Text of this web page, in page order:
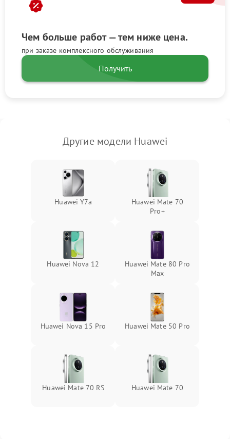
Чем больше работ — тем ниже цена.
при заказе комплексного обслуживания
Получить
Другие модели Huawei
Huawei Y7a
Huawei Mate 70
Pro+
Huawei Nova 12
Huawei Mate 80 Pro
Max
Huawei Nova 15 Pro Huawei Mate 50 Pro
Huawei Mate 70 RS Huawei Mate 70